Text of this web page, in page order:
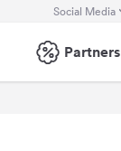
Social Media
Partners